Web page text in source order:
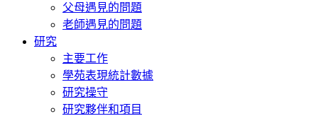
父母遇見的問題
老師遇見的問題
研究
主要工作
學苑表現統計數據
研究操守
研究夥伴和項目